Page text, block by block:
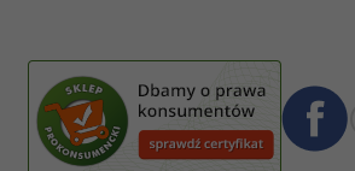
08 1140 2004 0000 3102